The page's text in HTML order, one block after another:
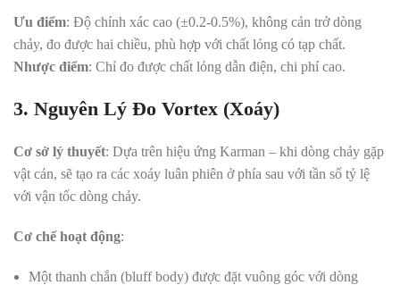
Ưu điểm: Độ chính xác cao (±0.2-0.5%), không cản trở dòng
chảy, đo được hai chiều, phù hợp với chất lỏng có tạp chất.
Nhược điểm: Chỉ đo được chất lỏng dẫn điện, chi phí cao.
3. Nguyên Lý Đo Vortex (Xoáy)
Cơ sở lý thuyết: Dựa trên hiệu ứng Karman – khi dòng chảy gặp
vật cản, sẽ tạo ra các xoáy luân phiên ở phía sau với tần số tỷ lệ
với vận tốc dòng chảy.
Cơ chế hoạt động:
Một thanh chắn (bluff body) được đặt vuông góc với dòng